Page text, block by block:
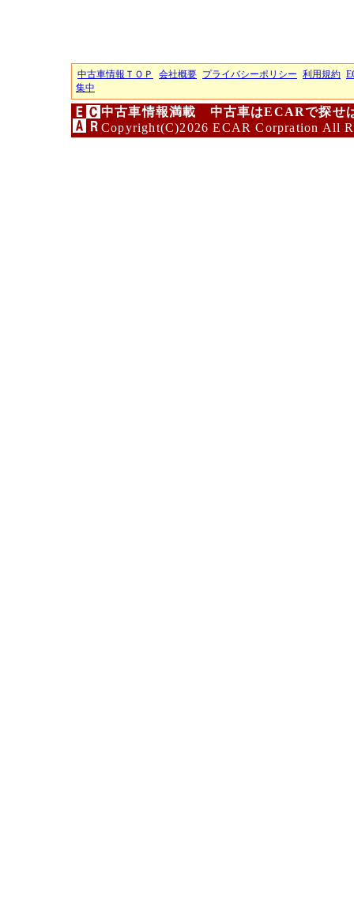
中古車情報ＴＯＰ 会社概要 プライバシーポリシー 利用規約
集中
中古車情報満載 中古車はECARで探せ
Copyright(C)2026 ECAR Corpration All